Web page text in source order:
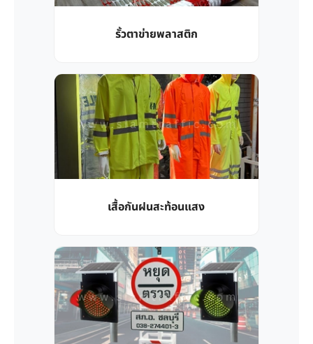
รั้วตาข่ายพลาสติก
เสื้อกันฝนสะท้อนแสง